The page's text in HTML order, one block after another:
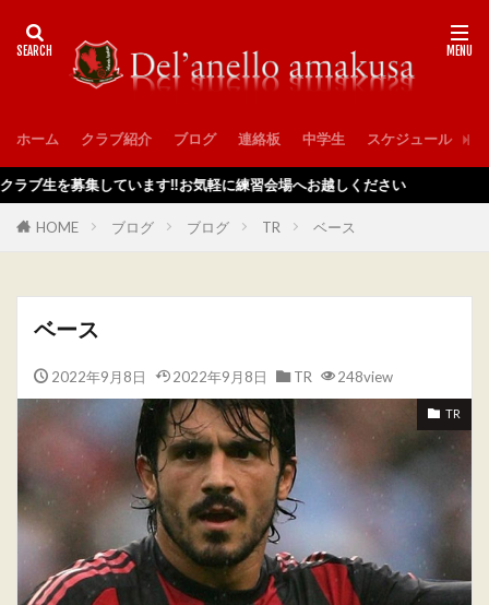
ホーム クラブ紹介 ブログ 連絡板 中学生 スケジュール
募集しています‼️お気軽に練習会場へお越しください
HOME ブログ ブログ TR ベース
ベース
2022年9月8日 2022年9月8日 TR 248view
TR